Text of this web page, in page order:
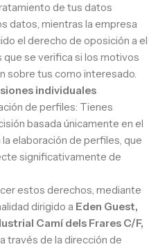
de tus datos
datos, mientras la empresa
el derecho de oposición a el
se verifica si los motivos
sobre tus como interesado.
individuales
de perfiles: Tienes
basada únicamente en el
elaboración de perfiles, que
significativamente de
estos derechos, mediante
dirigido a Eden Guest,
Camí dels Frares C/F,
través de la dirección de